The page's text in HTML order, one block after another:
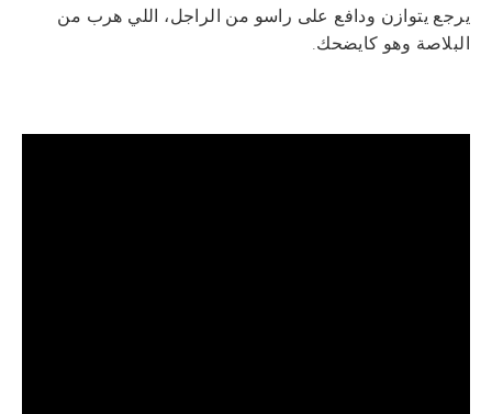
يرجع يتوازن ودافع على راسو من الراجل، اللي هرب من
البلاصة وهو كايضحك.